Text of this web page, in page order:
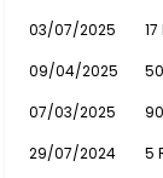
03/07/2025
09/04/2025
07/03/2025
29/07/2024